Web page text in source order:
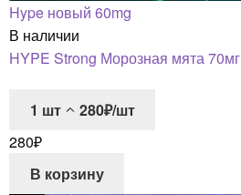
Hype новый 60mg
В наличии
HYPE Strong Морозная мята 70мг
1 шт
280₽/шт
280₽
В корзину